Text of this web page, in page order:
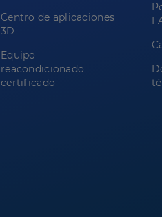
Centro de aplicaciones
3D
Equipo
reacondicionado
certificado